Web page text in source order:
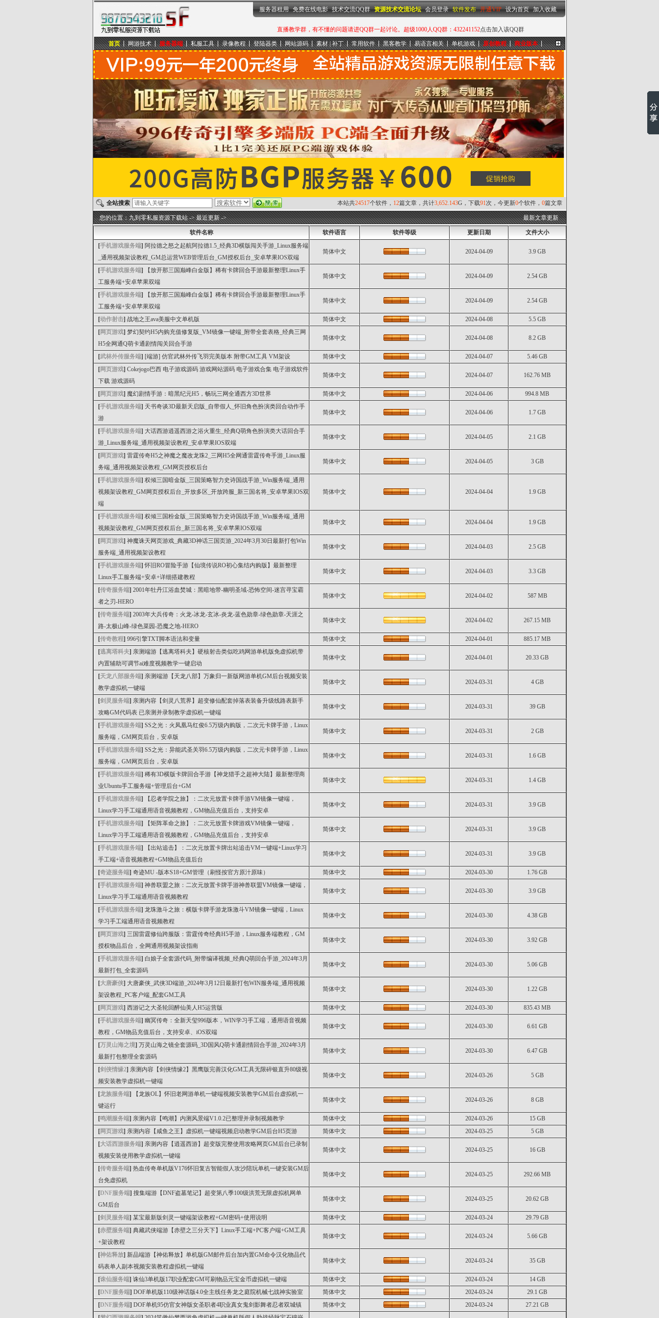
九到零私服资源下载站
设为首页|加入收藏
直播教学群，有不懂的问题请进QQ群一起讨论。超级1000人QQ群：432241152点击加入该QQ群
服务器租用 免费在线电影 技术交流QQ群 资源技术交流论坛 会员登录 软件发布 开通VIP 设为首页 加入收藏
更多...
首页 网游技术 服务器端 私服工具 录像教程 登陆器类 网站源码 素材 | 补丁 常用软件 黑客教学 易语言相关 单机游戏 原创教程 商业版本
本站共24517个软件， 12篇文章，共计3,652.143G，下载91次，今更新0个软件， 0篇文章
全站搜索
您的位置：九到零私服资源下载站->最近更新-> 最新文章更新
软件名称 软件语言 软件等级 更新日期
文件大小
[手机游戏服务端] 阿拉德之怒之起航阿拉德1.5_经典3D横版闯关手游_Linux服务端
_通用视频架设教程_GM总运营WEB管理后台_GM授权后台_安卓苹果IOS双端
简体中文 2024-04-09 3.9 GB
[手机游戏服务端]
【放开那三国巅峰白金版】稀有卡牌回合手游最新整理Linux手
工服务端+安卓苹果双端
简体中文 2024-04-09 2.54 GB
[手机游戏服务端]
【放开那三国巅峰白金版】稀有卡牌回合手游最新整理Linux手
工服务端+安卓苹果双端
简体中文 2024-04-09 2.54 GB
[动作射击] 战地之王ava美服中文单机版 简体中文 2024-04-08
5.5 GB
[网页游戏] 梦幻契约H5内购充值修复版_VM镜像一键端_附带全套表格_经典三网
H5全网通Q萌卡通剧情闯关回合手游
简体中文 2024-04-08 8.2 GB
[武林外传服务端] [端游] 仿官武林外传飞羽完美版本 附带GM工具 VM架设 简体中文 2024-04-07
5.46 GB
[网页游戏] Cokejogo巴西 电子游戏源码 游戏网站源码 电子游戏合集 电子游戏软件
下载 游戏源码
简体中文 2024-04-07 162.76 MB
[网页游戏] 魔幻剧情手游：暗黑纪元H5，畅玩三网全通西方3D世界 简体中文 2024-04-06
994.8 MB
[手机游戏服务端] 天书奇谈3D最新天启版_自带假人_怀旧角色扮演类回合动作手
游
简体中文 2024-04-06 1.7 GB
[手机游戏服务端] 大话西游逍遥西游之浴火重生_经典Q萌角色扮演类大话回合手
游_Linux服务端_通用视频架设教程_安卓苹果IOS双端
简体中文 2024-04-05 2.1 GB
[网页游戏] 雷霆传奇H5之神魔之魔改龙珠2_三网H5全网通雷霆传奇手游_Linux服
务端_通用视频架设教程_GM网页授权后台
简体中文 2024-04-05 3 GB
[手机游戏服务端] 权倾三国暗金版_三国策略智力史诗国战手游_Win服务端_通用
视频架设教程_GM网页授权后台_开放多区_开放跨服_新三国名将_安卓苹果IOS双
端
简体中文 2024-04-04 1.9 GB
[手机游戏服务端] 权倾三国粉金版_三国策略智力史诗国战手游_Win服务端_通用
视频架设教程_GM网页授权后台_新三国名将_安卓苹果IOS双端
简体中文 2024-04-04 1.9 GB
[网页游戏] 神魔诛天网页游戏_典藏3D神话三国页游_2024年3月30日最新打包Win
服务端_通用视频架设教程
简体中文 2024-04-03 2.5 GB
[手机游戏服务端] 怀旧RO冒险手游【仙境传说RO初心集结内购版】最新整理
Linux手工服务端+安卓+详细搭建教程
简体中文 2024-04-03 3.3 GB
[传奇服务端] 2001年牡丹江浴血焚城：黑暗地带-幽明圣域-恐怖空间-迷宫寻宝霸
者之刃-HERO
简体中文 2024-04-02 587 MB
[传奇服务端] 2003年大兵传奇：火龙-冰龙-玄冰-炎龙-蓝色勋章-绿色勋章-天涯之
路-太极山峰-绿色菜园-恐魔之地-HERO
简体中文 2024-04-02 267.15 MB
[传奇教程] 996引擎TXT脚本语法和变量 简体中文 2024-04-01
885.17 MB
[逃离塔科夫] 亲测端游【逃离塔科夫】硬核射击类似吃鸡网游单机版免虚拟机带
内置辅助可调节ai难度视频教学一键启动
简体中文 2024-04-01 20.33 GB
[天龙八部服务端] 亲测端游【天龙八部】万象归一新版网游单机GM后台视频安装
教学虚拟机一键端
简体中文 2024-03-31 4 GB
[剑灵服务端] 亲测内容【剑灵八荒界】超变修仙配套掉落表装备升级线路表新手
攻略GM代码表 已亲测并录制教学虚拟机一键端
简体中文 2024-03-31 39 GB
[手机游戏服务端] SS之光：火凤凰马红俊6.5万级内购版，二次元卡牌手游，Linux
服务端，GM网页后台，安卓版
简体中文 2024-03-31 2 GB
[手机游戏服务端] SS之光：异能武圣关羽6.5万级内购版，二次元卡牌手游，Linux
服务端，GM网页后台，安卓版
简体中文 2024-03-31 1.6 GB
[手机游戏服务端] 稀有3D横版卡牌回合手游【神龙猎手之超神大陆】最新整理商
业Ubuntu手工服务端+管理后台+GM
简体中文 2024-03-31 1.4 GB
[手机游戏服务端]
【忍者学院之旅】：二次元放置卡牌手游VM镜像一键端，
Linux学习手工端通用语音视频教程，GM物品充值后台，支持安卓
简体中文 2024-03-31 3.9 GB
[手机游戏服务端]
【矩阵革命之旅】：二次元放置卡牌游戏VM镜像一键端，
Linux学习手工端通用语音视频教程，GM物品充值后台，支持安卓
简体中文 2024-03-31 3.9 GB
[手机游戏服务端]
【出站追击】：二次元放置卡牌出站追击VM一键端+Linux学习
手工端+语音视频教程+GM物品充值后台
简体中文 2024-03-31 3.9 GB
[奇迹服务端] 奇迹MU -版本S18+GM管理（刷怪按官方原汁原味） 简体中文 2024-03-30
1.76 GB
[手机游戏服务端] 神兽联盟之旅：二次元放置卡牌手游神兽联盟VM镜像一键端，
Linux学习手工端通用语音视频教程
简体中文 2024-03-30 3.9 GB
[手机游戏服务端] 龙珠激斗之旅：横版卡牌手游龙珠激斗VM镜像一键端，Linux
学习手工端通用语音视频教程
简体中文 2024-03-30 4.38 GB
[网页游戏] 三国雷霆修仙跨服版：雷霆传奇经典H5手游，Linux服务端教程，GM
授权物品后台，全网通用视频架设指南
简体中文 2024-03-30 3.92 GB
[手机游戏服务端] 白娘子全套源代码_附带编译视频_经典Q萌回合手游_2024年3月
最新打包_全套源码
简体中文 2024-03-30 5.06 GB
[大唐豪侠] 大唐豪侠_武侠3D端游_2024年3月12日最新打包WIN服务端_通用视频
架设教程_PC客户端_配套GM工具
简体中文 2024-03-30 1.22 GB
[网页游戏] 西游记之大圣轮回醉仙美人H5运营版 简体中文 2024-03-30
835.43 MB
[手机游戏服务端] 幽冥传奇：全新天玺996版本，WIN学习手工端，通用语音视频
教程，GM物品充值后台，支持安卓、iOS双端
简体中文 2024-03-30 6.61 GB
[万灵山海之境] 万灵山海之镜全套源码_3D国风Q萌卡通剧情回合手游_2024年3月
最新打包整理全套源码
简体中文 2024-03-30 6.47 GB
[剑侠情缘2] 亲测内容【剑侠情缘2】黑鹰版完善汉化GM工具无限碎银直升80级视
频安装教学虚拟机一键端
简体中文 2024-03-26 5 GB
[龙族服务端]
【龙族OL】怀旧老网游单机一键端视频安装教学GM后台虚拟机一
键运行
简体中文 2024-03-26 8 GB
[鸣潮服务端] 亲测内容【鸣潮】内测风景端V1.0.2已整理并录制视频教学 简体中文 2024-03-26
15 GB
[网页游戏] 亲测内容【咸鱼之王】虚拟机一键端视频启动教学GM后台H5页游 简体中文 2024-03-25
5 GB
[大话西游服务端] 亲测内容【逍遥西游】超变版完整使用攻略网页GM后台已录制
视频安装使用教学虚拟机一键端
简体中文 2024-03-25 16 GB
[传奇服务端] 热血传奇单机版V176怀旧复古智能假人攻沙陪玩单机一键安装GM后
台免虚拟机
简体中文 2024-03-25 292.66 MB
[DNF服务端] 搜集端游【DNF盗墓笔记】超变第八季100级洪荒无限虚拟机网单
GM后台
简体中文 2024-03-25 20.62 GB
[剑灵服务端] 某宝最新版剑灵一键端架设教程+GM密码+使用说明 简体中文 2024-03-24
29.79 GB
[赤壁服务端] 典藏武侠端游【赤壁之三分天下】Linux手工端+PC客户端+GM工具
+架设教程
简体中文 2024-03-24 5.66 GB
[神佑释放] 新品端游【神佑释放】单机版GM邮件后台加内置GM命令汉化物品代
码表单人副本视频安装教程虚拟机一键端
简体中文 2024-03-24 35 GB
[诛仙服务端] 诛仙3单机版17职业配套GM可刷物品元宝金币虚拟机一键端 简体中文 2024-03-24
14 GB
[DNF服务端] DOF单机版110级神话版4.0全主线任务龙之庭院机械七战神实验室 简体中文 2024-03-24
29.1 GB
[DNF服务端] DOF单机95仿官女神版女圣职者4职业真女鬼剑影舞者忍者双城镇 简体中文 2024-03-24
27.21 GB